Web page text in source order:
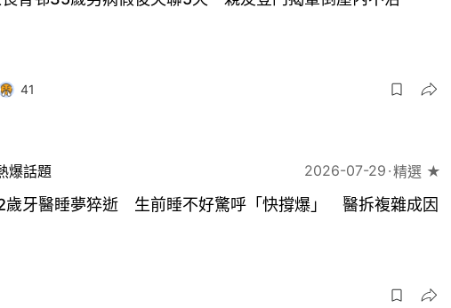
41
爆話題 2026-07-29 精選 ★
歲牙醫睡夢猝逝 生前睡不好驚呼「快撐爆」 醫拆複雜成因